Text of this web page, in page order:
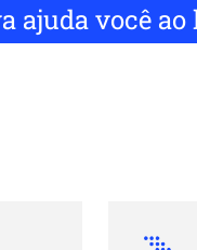
ajuda você